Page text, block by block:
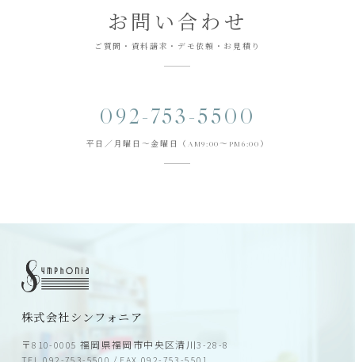
お問い合わせ
ご質問・資料請求・デモ依頼・お見積り
092-753-5500
平日／月曜日～金曜日（AM9:00～PM6:00）
株式会社シンフォニア
〒810-0005 福岡県福岡市中央区清川3-28-8